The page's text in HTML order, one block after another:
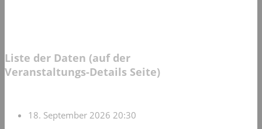
Liste der Daten (auf der
Veranstaltungs-Details Seite)
18. September 2026 20:30